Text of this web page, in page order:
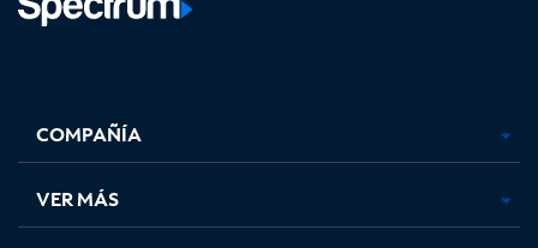
abre
en
pestaña
nueva
abre
en
pestaña
nueva
abre
en
pestaña
nueva
en
nueva
COMPAÑÍA
VER MÁS